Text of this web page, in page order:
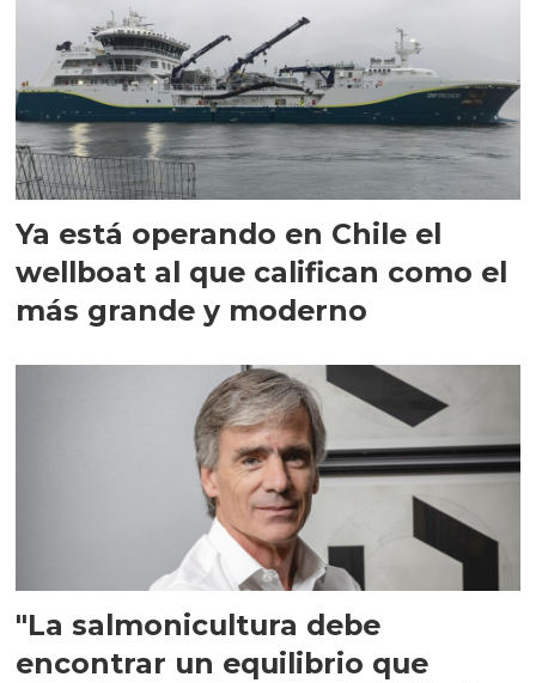
Ya está operando en Chile el
wellboat al que califican como el
más grande y moderno
"La salmonicultura debe
encontrar un equilibrio que